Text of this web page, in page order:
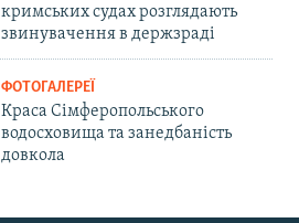
кримських судах розглядають
звинувачення в держзраді
ФОТОГАЛЕРЕЇ
Краса Сімферопольського
водосховища та занедбаність
довкола